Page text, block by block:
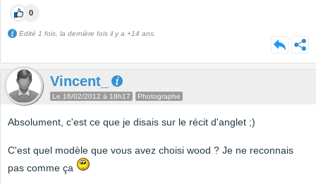
0
Edité 1 fois, la dernière fois il y a +14 ans.
Vincent_
Le 16/02/2012 à 18h17 Photographe
Absolument, c'est ce que je disais sur le récit d'anglet ;)
C'est quel modèle que vous avez choisi wood ? Je ne reconnais
pas comme ça